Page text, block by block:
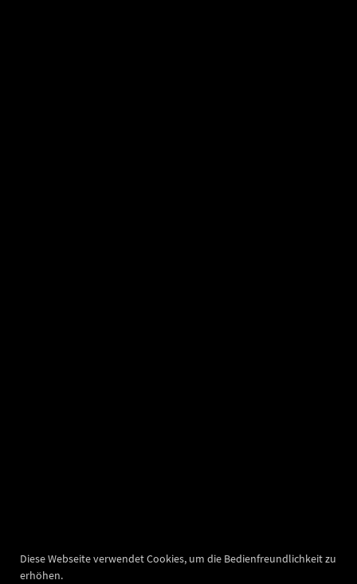
Diese Webseite verwendet Cookies, um die Bedienfreundlichkeit zu
erhöhen.